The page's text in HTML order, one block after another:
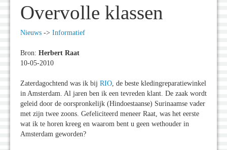
Overvolle klassen
Nieuws -> Informatief
Bron: Herbert Raat
10-05-2010
Zaterdagochtend was ik bij RIO, de beste kledingreparatiewinkel
in Amsterdam. Al jaren ben ik een tevreden klant. De zaak wordt
geleid door de oorspronkelijk (Hindoestaanse) Surinaamse vader
met zijn twee zoons. Gefeliciteerd meneer Raat, was het eerste
wat ik te horen kreeg en waarom bent u geen wethouder in
Amsterdam geworden?